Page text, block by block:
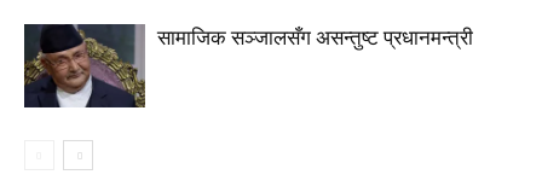
सामाजिक सञ्जालसँग असन्तुष्ट प्रधानमन्त्री